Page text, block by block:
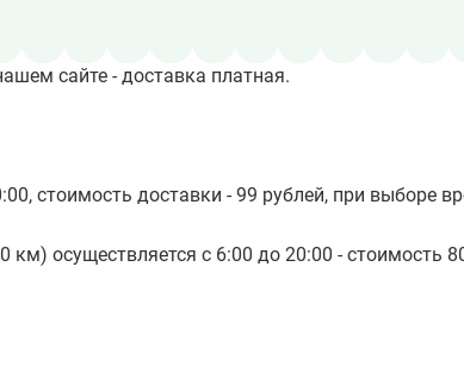
сайте - доставка платная.
стоимость доставки - 99 рублей, при выборе
км) осуществляется с 6:00 до 20:00 - стоимость